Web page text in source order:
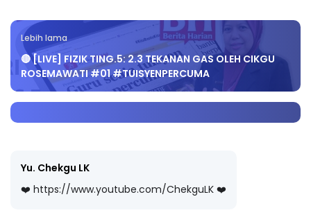
Lebih lama
🔴 [LIVE] FIZIK TING.5: 2.3 TEKANAN GAS OLEH CIKGU
ROSEMAWATI #01 #TUISYENPERCUMA
Yu. Chekgu LK
❤️ https://www.youtube.com/ChekguLK ❤️